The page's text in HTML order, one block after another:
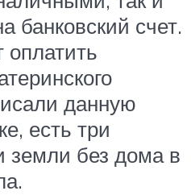
банковский счет.
оплатить
данную
есть три
земли без дома в